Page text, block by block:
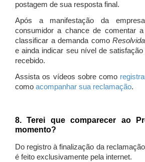
postagem de sua resposta final.
Após a manifestação da
consumidor a chance de comentar
classificar a demanda comoResolvida
e ainda indicar seu nível de
recebido.
Assista os vídeos sobre como
como acompanhar sua reclamação.
8. Terei que comparecer ao
momento?
Do registro à finalização da
é feito exclusivamente pela internet.